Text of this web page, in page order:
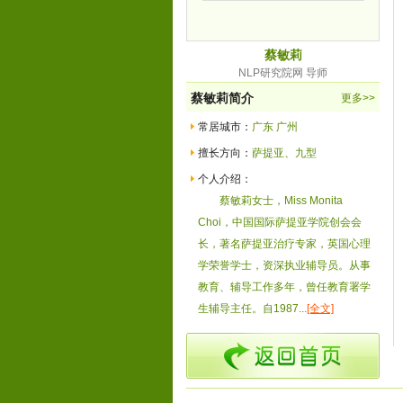
蔡敏莉
NLP研究院网 导师
蔡敏莉简介 更多>>
常居城市： 广东 广州
擅长方向： 萨提亚、九型
个人介绍：
蔡敏莉女士，Miss Monita
Choi，中国国际萨提亚学院创会会
长，著名萨提亚治疗专家，英国心理
学荣誉学士，资深执业辅导员。从事
教育、辅导工作多年，曾任教育署学
生辅导主任。自1987...[全文]